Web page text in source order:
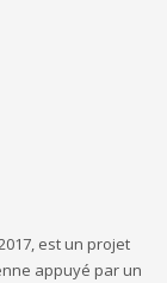
est un projet
appuyé par un